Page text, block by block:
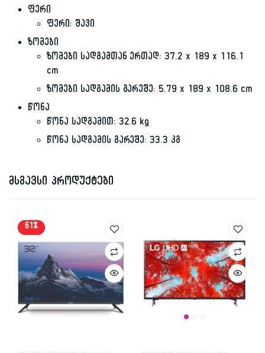
ფერი
ფერი: შავი
ზომები
ზომები სადგამთან ერთად: 37.2 x 189 x 116.1
cm
ზომები სადგამის გარეშე: 5.79 x 189 x 108.6 cm
წონა
წონა სადგამით: 32.6 kg
წონა სადგამის გარეშე: 33.3 კგ
მსგავსი პროდუქტები
61%